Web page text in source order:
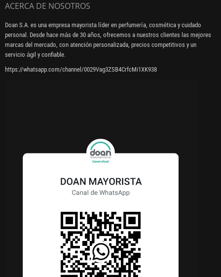
ACERCA DE NOSOTROS
Doan S.A. es una empresa mayorista líder en perfumería, cosmética y cuidado
personal. Desde hace más de 30 años, ofrecemos a nuestros clientes las mejores
marcas del mercado, con atención personalizada, precios competitivos y un
servicio ágil y confiable.
https://whatsapp.com/channel/0029Vag3ZSB4CrfcMi1XK938